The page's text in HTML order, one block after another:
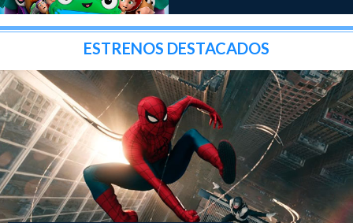
ESTRENOS DESTACADOS